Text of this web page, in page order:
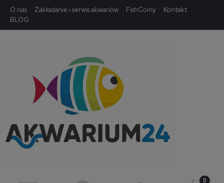
O nas Zakładanie i serwis akwariów FishCoiny
Kontakt
BLOG